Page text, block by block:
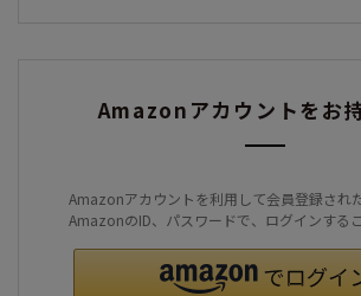
Amazonアカウントをお
Amazonアカウントを利用して会員登録され
AmazonのID、パスワードで、ログインする